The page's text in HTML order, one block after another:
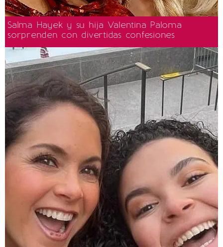
Salma Hayek y su hija Valentina Paloma
sorprenden con divertidas confesiones